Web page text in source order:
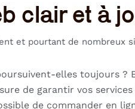
clair et à
et pourtant de nombreux
elles toujours ?
de garantir vos
de commander en